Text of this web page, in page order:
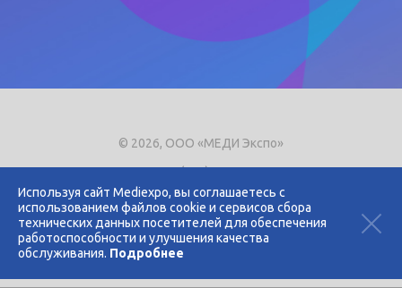
Используя сайт Mediexpo, вы соглашаетесь с
использованием файлов cookie и сервисов сбора
технических данных посетителей для обеспечения
работоспособности и улучшения качества
обслуживания. Подробнее
© 2026, ООО «МЕДИ Экспо»
Тел.+7 (495) 721-8866
E-mail:expo@mediexpo.ru
Контакты
Политика использования cookies
Политика конфиденциальности